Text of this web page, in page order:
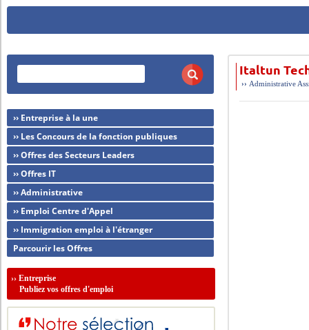
Italtun
›› Administrative
›› Entreprise à la une
›› Les Concours de la fonction publiques
›› Offres des Secteurs Leaders
›› Offres IT
›› Administrative
›› Emploi Centre d'Appel
›› Immigration emploi à l'étranger
Parcourir les Offres
››Entreprise
Publiez vos offres d'emploi